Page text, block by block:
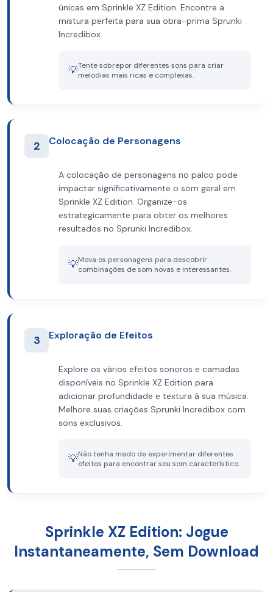
únicas em Sprinkle XZ Edition. Encontre a
mistura perfeita para sua obra-prima Sprunki
Incredibox.
💡Tente sobrepor diferentes sons para criar
melodias mais ricas e complexas.
2 Colocação de Personagens
A colocação de personagens no palco pode
impactar significativamente o som geral em
Sprinkle XZ Edition. Organize-os
estrategicamente para obter os melhores
resultados no Sprunki Incredibox.
💡Mova os personagens para descobrir
combinações de som novas e interessantes.
3 Exploração de Efeitos
Explore os vários efeitos sonoros e camadas
disponíveis no Sprinkle XZ Edition para
adicionar profundidade e textura à sua música.
Melhore suas criações Sprunki Incredibox com
sons exclusivos.
💡Não tenha medo de experimentar diferentes
efeitos para encontrar seu som característico.
Sprinkle XZ Edition: Jogue
Instantaneamente, Sem Download